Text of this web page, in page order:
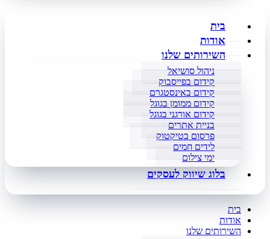
בית
אודות
השירותים שלנו
ניהול סושיאל
קידום בפייסבוק
קידום באינסטגרם
קידום ממומן בגוגל
קידום אורגני בגוגל
בניית אתרים
פרסום בטיקטוק
לידים חמים
ימי צילום
בלוג שיווק לעסקים
בית
אודות
השירותים שלנו